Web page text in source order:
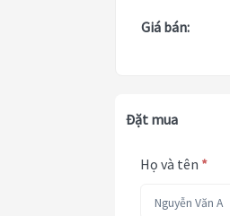
Giá bán:
Đặt mua
Họ và tên *